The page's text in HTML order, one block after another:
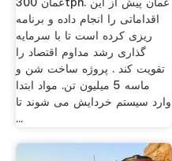
اقداماتی را انجام داده و برنامه
ریزی کرده است تا با سرمایه
گذاری رشد مداوم اقتصاد را
تقویت کند . پروژه ساخت شن و
ماسه 5 میلیون تن. مواد ابتدا
وارد سیستم خردایش می شوند تا
...